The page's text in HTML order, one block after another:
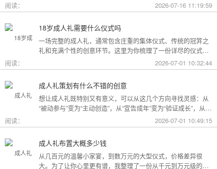
阅读：
2026-07-16 11:19:59
18岁成人礼需要什么仪式吗
一场完整的成人礼，通常包含庄重的集体仪式、传统的冠笄之
礼和充满个性的创意环节。这里为你梳理了一份详尽的仪式清
阅读： 2026-07-01 10:32:44
成人礼策划有什么不错的创意
想让成人礼既特别又有意义，可以从这几个方向寻找灵感：从
“被动参与”变为“主动创造”，从“宣告成年”变为“验证成长”，从
阅读： 2026-07-01 10:49:15
成人礼布置大概多少钱
从几百元的温馨小家宴，到数万元的大型仪式，价格差异很
大。为了让你心里更有谱，我整理了一份从千元到万元级的费